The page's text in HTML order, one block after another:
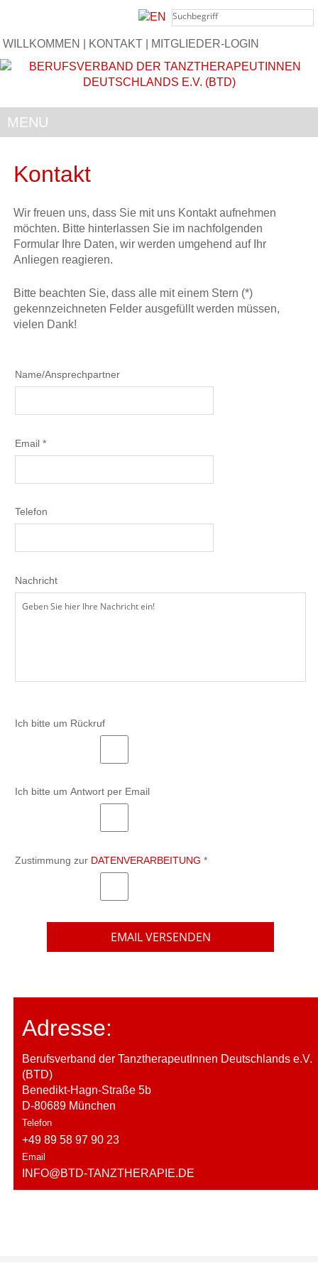
WILLKOMMEN KONTAKT MITGLIEDER-LOGIN
MENU
Kontakt
Wir freuen uns, dass Sie mit uns Kontakt aufnehmen
möchten. Bitte hinterlassen Sie im nachfolgenden
Formular Ihre Daten, wir werden umgehend auf Ihr
Anliegen reagieren.
Bitte beachten Sie, dass alle mit einem Stern (*)
gekennzeichneten Felder ausgefüllt werden müssen,
vielen Dank!
Name/Ansprechpartner
Email *
Telefon
Nachricht
Ich bitte um Rückruf
Ich bitte um Antwort per Email
Zustimmung zur DATENVERARBEITUNG *
Adresse:
Berufsverband der TanztherapeutInnen Deutschlands e.V.
(BTD)
Benedikt-Hagn-Straße 5b
D-80689 München
Telefon
+49 89 58 97 90 23
Email
INFO@BTD-TANZTHERAPIE.DE